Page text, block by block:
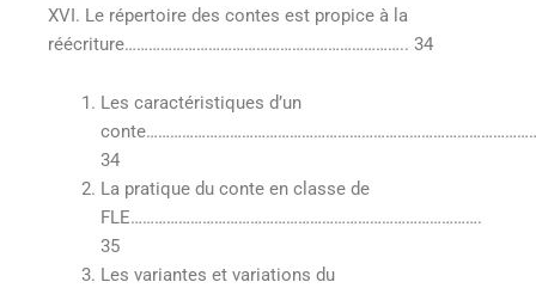
XVI. Le répertoire des contes est propice à la
réécriture…………………………………………………………….. 34
Les caractéristiques d’un
34
La pratique du conte en classe de
FLE…………………………………………………………………………….
35
Les variantes et variations du